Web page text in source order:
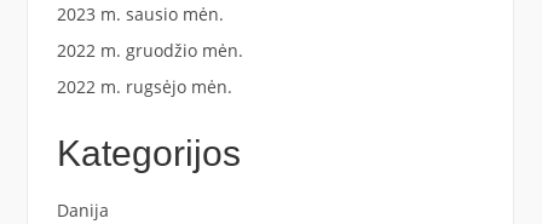
2023 m. sausio mėn.
2022 m. gruodžio mėn.
2022 m. rugsėjo mėn.
Kategorijos
Danija